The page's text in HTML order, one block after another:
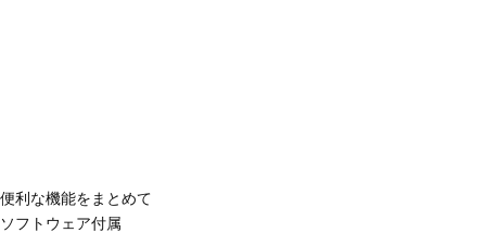
便利な機能をまとめて
ソフトウェア付属